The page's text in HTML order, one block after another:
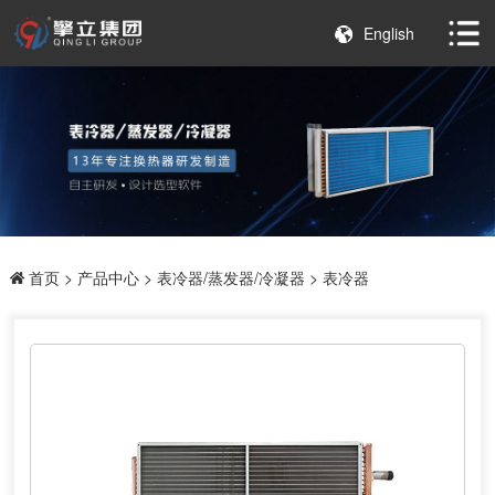
English
首页> 产品中心> 表冷器/蒸发器/冷凝器 > 表冷器